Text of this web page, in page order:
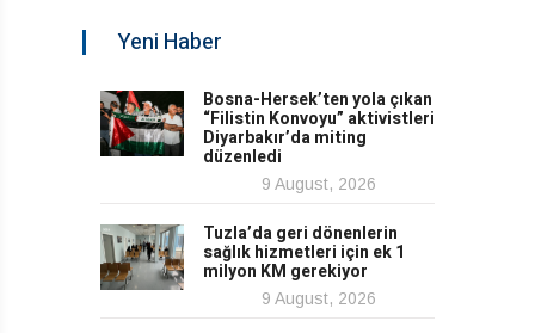
Yeni Haber
Bosna-Hersek’ten yola çıkan
“Filistin Konvoyu” aktivistleri
Diyarbakır’da miting
düzenledi
9 August, 2026
Tuzla’da geri dönenlerin
sağlık hizmetleri için ek 1
milyon KM gerekiyor
9 August, 2026